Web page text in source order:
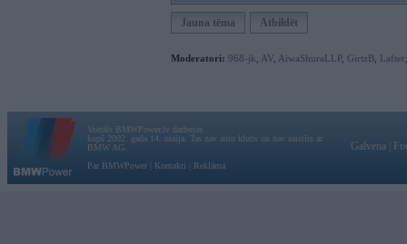
Jauna tēma Atbildēt
Moderatori: 968-jk AV AiwaShuraLLP, GirtzB Lafter
Vortāls BMWPower.lv darbojas
kopš 2002. gada 14. maija. Tas nav auto klubs un nav saistīts ar
BMW AG.
Par BMWPower
Kontakti Reklāma
Galvena